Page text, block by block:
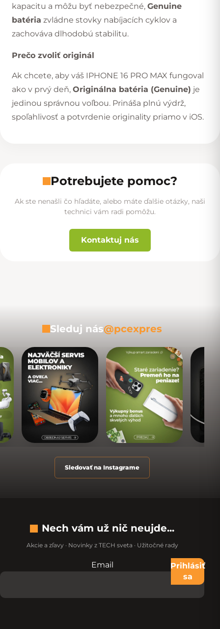
kapacitu a môžu byť nebezpečné, Genuine
batéria zvládne stovky nabíjacích cyklov a
zachováva dlhodobú stabilitu.
Prečo zvoliť originál
Ak chcete, aby váš IPHONE 16 PRO MAX fungoval
ako v prvý deň, Originálna batéria (Genuine) je
jedinou správnou voľbou. Prináša plnú výdrž,
spoľahlivosť a potvrdenie originality priamo v iOS.
Potrebujete pomoc?
Ak ste nenašli čo hľadáte, alebo máte ďalšie otázky, naši
technici vám radi pomôžu.
Kontaktuj nás
Sleduj nás@pcexpres
Sledovať na Instagrame
Nech vám už nič neujde...
Akcie a zľavy · Novinky z TECH sveta · Užitočné rady
Nevypĺňajte toto pole:
Email
Prihlásiť
sa